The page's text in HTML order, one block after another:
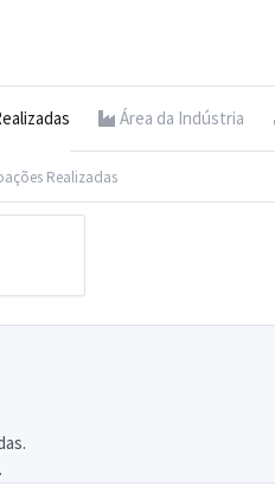
Área da Indústria
Realizadas